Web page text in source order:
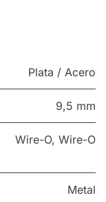
Plata / Acero
9,5 mm
Wire-O, Wire-O
Metal